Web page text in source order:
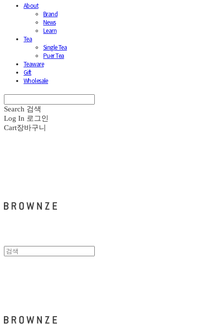
About
Brand
News
Learn
Tea
Single Tea
Puer Tea
Teaware
Gift
Wholesale
Search 검색
Log In 로그인
Cart장바구니